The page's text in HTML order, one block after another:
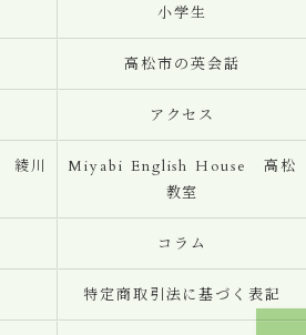
小学生
高松市の英会話
アクセス
綾川
Miyabi English House 高松
教室
コラム
特定商取引法に基づく表記